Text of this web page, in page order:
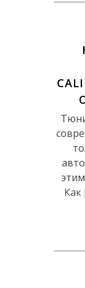
Как